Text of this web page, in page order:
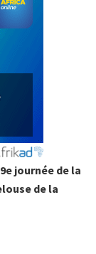
journée de la
de la